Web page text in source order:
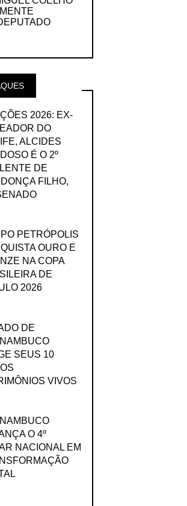
2026: EX-
DO
ALCIDES
É O 2º
DE
FILHO,
PETRÓPOLIS
OURO E
NA COPA
DE
2026
DE
SEUS 10
VIVOS
O 4º
NACIONAL EM